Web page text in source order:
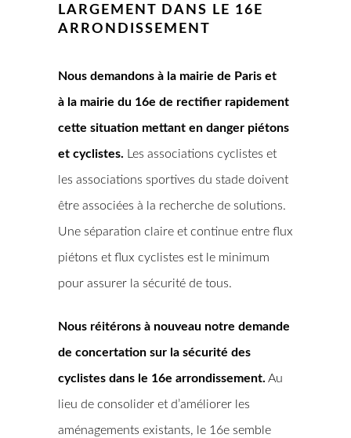
LARGEMENT DANS LE 16E
ARRONDISSEMENT
Nous demandons à la mairie de Paris et
à la mairie du 16e de rectifier rapidement
cette situation mettant en danger piétons
et cyclistes. Les associations cyclistes et
les associations sportives du stade doivent
être associées à la recherche de solutions.
Une séparation claire et continue entre flux
piétons et flux cyclistes est le minimum
pour assurer la sécurité de tous.
Nous réitérons à nouveau notre demande
de concertation sur la sécurité des
cyclistes dans le 16e arrondissement. Au
lieu de consolider et d’améliorer les
aménagements existants, le 16e semble